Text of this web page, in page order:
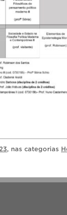
, nas categorias